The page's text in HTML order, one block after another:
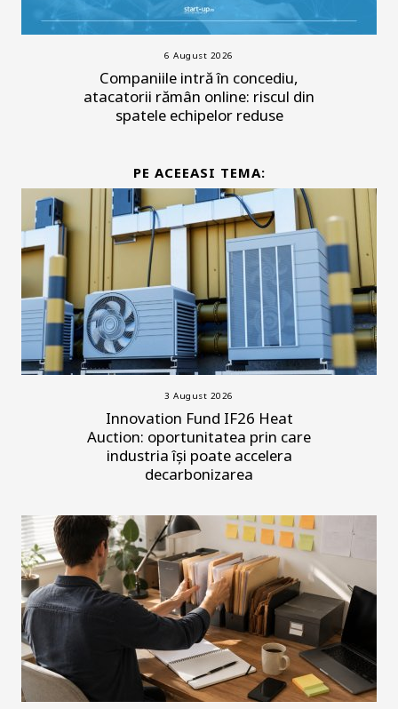
6 August 2026
Companiile intră în concediu,
atacatorii rămân online: riscul din
spatele echipelor reduse
PE ACEEASI TEMA:
3 August 2026
Innovation Fund IF26 Heat
Auction: oportunitatea prin care
industria își poate accelera
decarbonizarea